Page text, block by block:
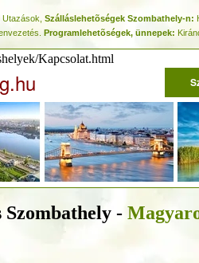
Szálláslehetõségek Szombathely-n:
Programlehetõségek, ünnepek:
Kapcsolat.html
Szombathely -